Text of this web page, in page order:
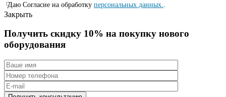
Даю Согласие на обработку персональных данных.
Закрыть
Получить скидку 10% на покупку нового
оборудования